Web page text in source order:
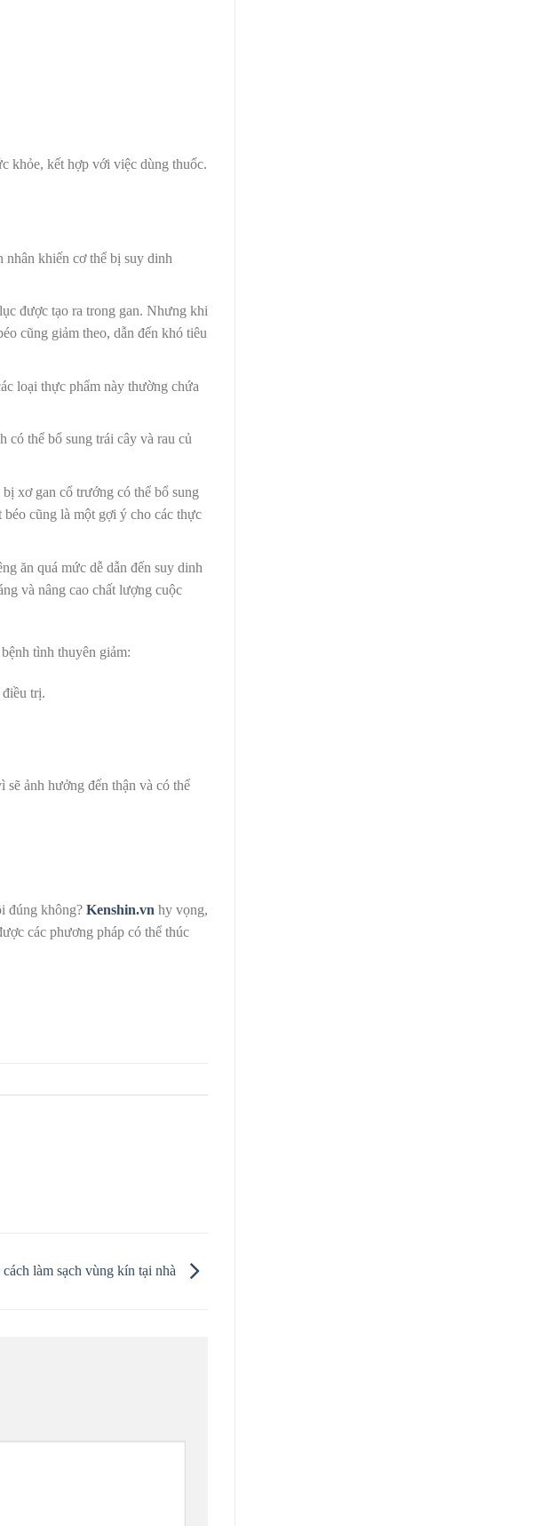
khỏe, kết hợp với việc dùng thuốc.
khiến cơ thể bị suy dinh
được tạo ra trong gan. Nhưng khi
cũng giảm theo, dẫn đến khó tiêu
loại thực phẩm này thường chứa
thể bổ sung trái cây và rau củ
xơ gan cổ trướng có thể bổ sung
cũng là một gợi ý cho các thực
ăn quá mức dễ dẫn đến suy dinh
và nâng cao chất lượng cuộc
tình thuyên giảm:
trị.
ảnh hưởng đến thận và có thể
đúng không? Kenshin.vn hy vọng,
các phương pháp có thể thúc
làm sạch vùng kín tại nhà